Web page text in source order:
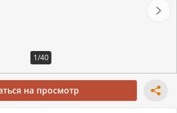
1/40
на просмотр